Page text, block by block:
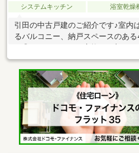
システムキッチン
浴室乾燥
引田の中古戸建のご紹介です♪室
るバルコニー、納戸スペースのあ
に実施空家ですので、ゆっくりと
く安心して住まい探しをしたい〇
い〇注意点やデメリット等も正直
お問合せください！／／